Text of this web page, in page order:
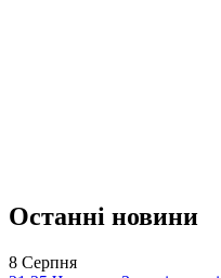
Останні новини
8 Серпня